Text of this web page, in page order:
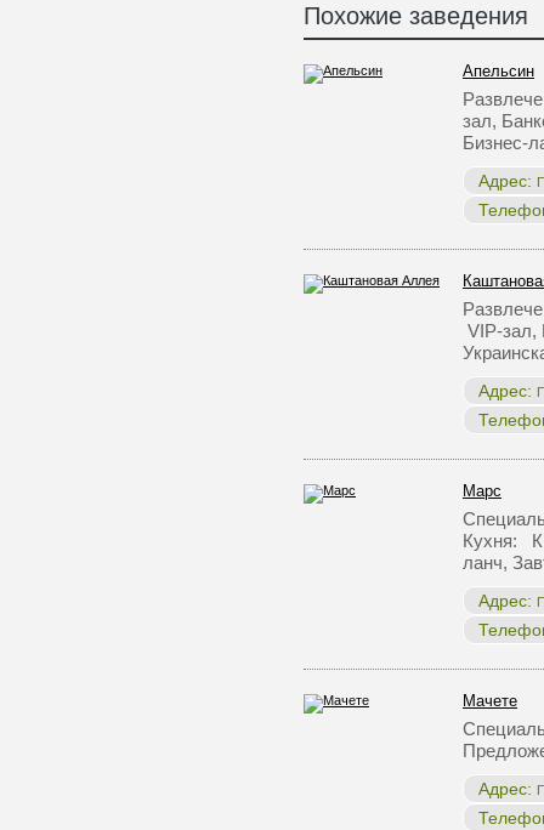
Похожие заведения
Апельсин
зал,
Бизнес-
Адрес:
VIP-зал,
Адрес:
Марс
Кухня:
ланч,
Адрес:
Мачете
Адрес: